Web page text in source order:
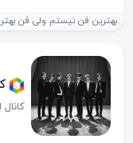
بهترین فن نیستم ولی فن